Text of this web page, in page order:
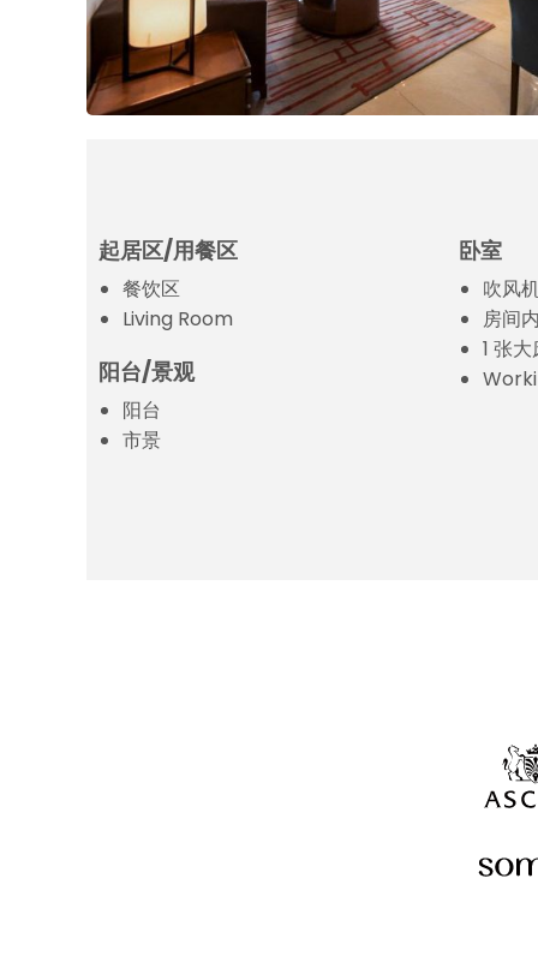
起居区/用餐区
餐饮区
Living Room
阳台/景观
阳台
市景
卧室
吹风
房间
1 张